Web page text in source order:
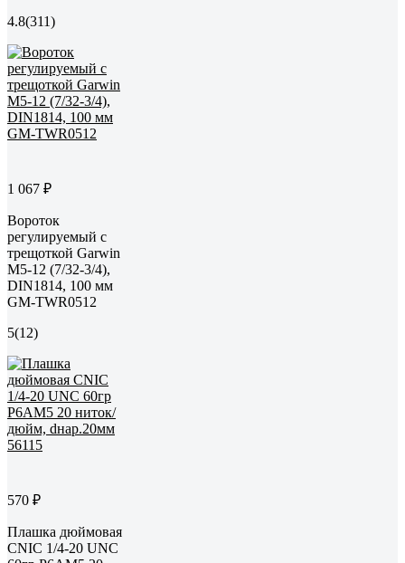
4.8(311)
1 067 ₽
Вороток
регулируемый с
трещоткой Garwin
M5-12 (7/32-3/4),
DIN1814, 100 мм
GM-TWR0512
5(12)
570 ₽
Плашка дюймовая
CNIC 1/4-20 UNC